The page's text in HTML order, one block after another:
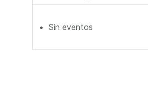
Sin eventos